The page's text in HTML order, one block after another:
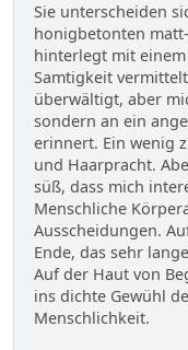
Sie unterscheiden
honigbetonten
hinterlegt mit
Samtigkeit
überwältigt, aber
sondern an ein
erinnert. Ein wenig
und Haarpracht.
süß, dass mich
Menschliche
Ausscheidungen.
Ende, das sehr
Auf der Haut von
ins dichte Gewühl
Menschlichkeit.